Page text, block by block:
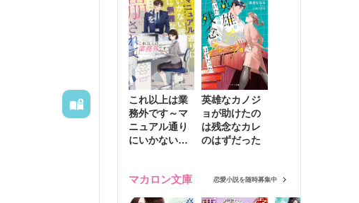
これ以上は業
務外です～マ
ニュアル通り
にいかない彼
英雄なカノジ
ョが助けたの
は残念なカレ
のはずだった
マカロン文庫 恋愛小説を随時募集中